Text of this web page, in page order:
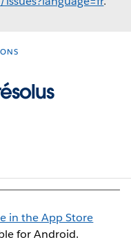
for Android.